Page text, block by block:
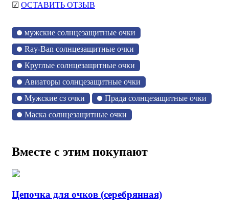
☑ ОСТАВИТЬ ОТЗЫВ
мужские солнцезащитные очки
Ray-Ban солнцезащитные очки
Круглые солнцезащитные очки
Авиаторы солнцезащитные очки
Мужские сз очки
Прада солнцезащитные очки
Маска солнцезащитные очки
Вместе с этим покупают
Цепочка для очков (серебрянная)